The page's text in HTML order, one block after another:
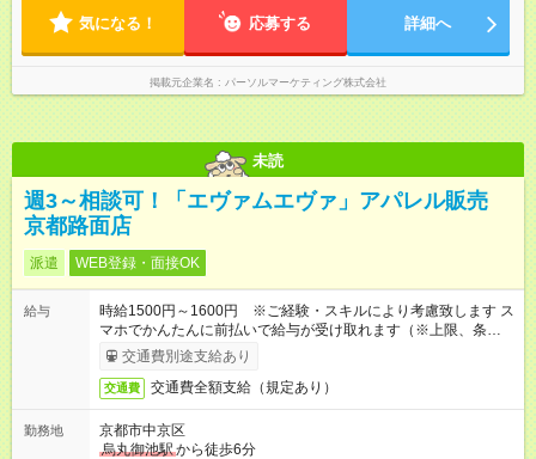
気になる！ 応募する 詳細へ
掲載元企業名 パーソルマーケティング株式会社
未読
週3～相談可！「エヴァムエヴァ」アパレル販売
京都路面店
派遣 WEB登録・面接OK
給与
時給1500円～1600円 ※ご経験・スキルにより考慮致します ス
マホでかんたんに前払いで給与が受け取れます（※上限、条件
あり）交通費別途支給あり
交通費 交通費全額支給（規定あり）
勤務地
京都市中京区
烏丸御池駅から徒歩6分